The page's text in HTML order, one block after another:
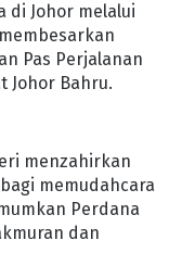
di Johor melalui
Pas Perjalanan
Johor Bahru.
menzahirkan
memudahcara
Perdana
dan